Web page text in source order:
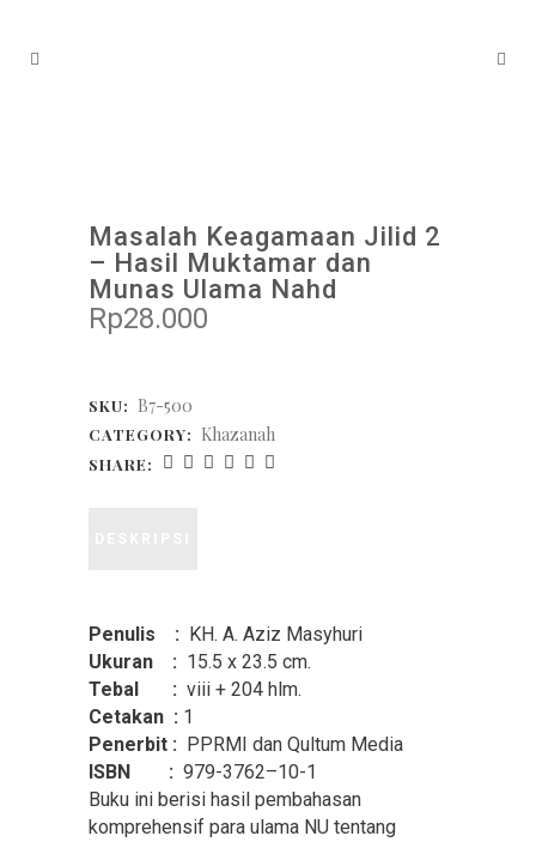
Masalah Keagamaan Jilid 2
– Hasil Muktamar dan
Munas Ulama Nahd
Rp28.000
SKU: B7-500
CATEGORY: Khazanah
SHARE:
Penulis : KH. A. Aziz Masyhuri
Ukuran : 15.5 x 23.5 cm.
Tebal : viii + 204 hlm.
Cetakan : 1
Penerbit : PPRMI dan Qultum Media
ISBN : 979-3762–10-1
Buku ini berisi hasil pembahasan
komprehensif para ulama NU tentang